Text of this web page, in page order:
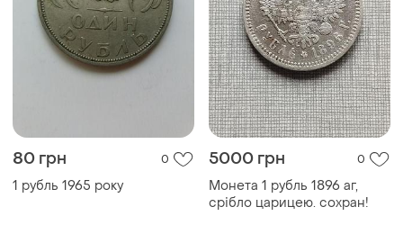
80 грн 0
1 рубль 1965 року
5000 грн 0
Монета 1 рубль 1896 аг,
срібло царицею. сохран!